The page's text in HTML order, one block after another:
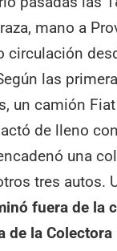
mano a
circulación
las
un camión
de lleno
una
tres autos.
fuera de la
de la Colectora